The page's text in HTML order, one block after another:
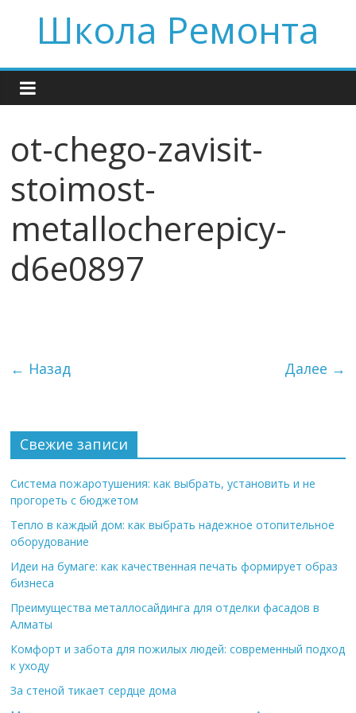
contentШкола Ремонта
ot-chego-zavisit-
stoimost-
metallocherepicy-
d6e0897
← Назад Далее →
Свежие записи
Система пожаротушения: как выбрать, установить и не
прогореть с бюджетом
Тепло в каждый дом: как выбрать надежное отопительное
оборудование
Идеи на бумаге: как качественная печать формирует образ
бизнеса
Преимущества металлосайдинга для отделки фасадов в
Алматы
Комфорт и забота для пожилых людей: современный подход
к уходу
За стеной тикает сердце дома